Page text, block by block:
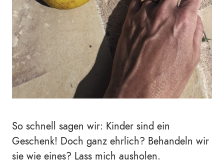
So schnell sagen wir: Kinder sind ein
Geschenk! Doch ganz ehrlich? Behandeln wir
sie wie eines? Lass mich ausholen.